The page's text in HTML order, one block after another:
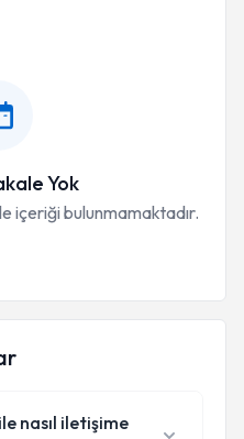
Yok
içeriği bulunmamaktadır.
nasıl iletişime